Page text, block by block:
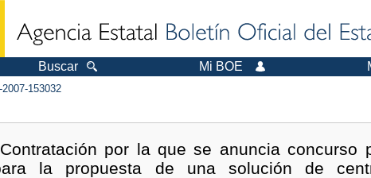
Buscar Mi BOE
153032
por la que se anuncia concurso
la propuesta de una solución de